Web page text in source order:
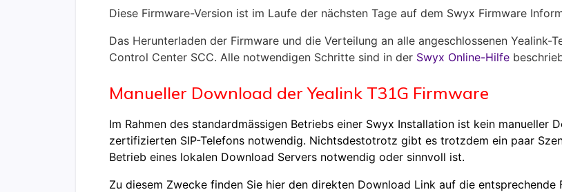
Diese Firmware-Version ist im Laufe der nächsten Tage auf dem Swyx Firmware
Das Herunterladen der Firmware und die Verteilung an alle angeschlossenen
Control Center SCC. Alle notwendigen Schritte sind in der Swyx Online-Hilfe
Manueller Download der Yealink T31G Firmware
Im Rahmen des standardmässigen Betriebs einer Swyx Installation ist kein manueller
zertifizierten SIP-Telefons notwendig. Nichtsdestotrotz gibt es trotzdem ein paar
Betrieb eines lokalen Download Servers notwendig oder sinnvoll ist.
Zu diesem Zwecke finden Sie hier den direkten Download Link auf die entsprechende